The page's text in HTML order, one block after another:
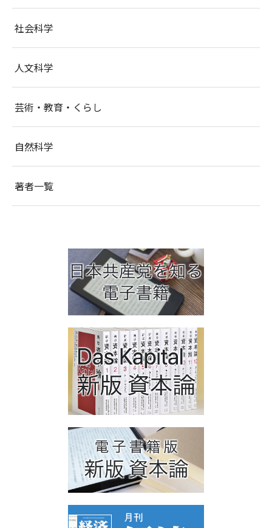
社会科学
人文科学
芸術・教育・くらし
自然科学
著者一覧